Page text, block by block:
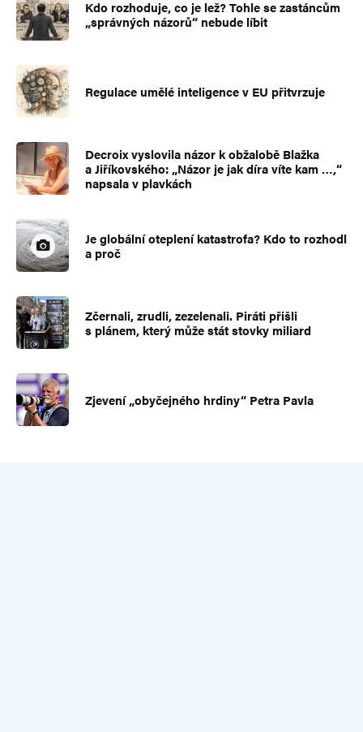
Kdo rozhoduje, co je lež? Tohle se zastáncům
„správných názorů“ nebude líbit
Regulace umělé inteligence v EU přitvrzuje
Decroix vyslovila názor k obžalobě Blažka
a Jiříkovského: „Názor je jak díra víte kam …,“
napsala v plavkách
Je globální oteplení katastrofa? Kdo to rozhodl
a proč
Zčernali, zrudli, zezelenali. Piráti přišli
s plánem, který může stát stovky miliard
Zjevení „obyčejného hrdiny“ Petra Pavla